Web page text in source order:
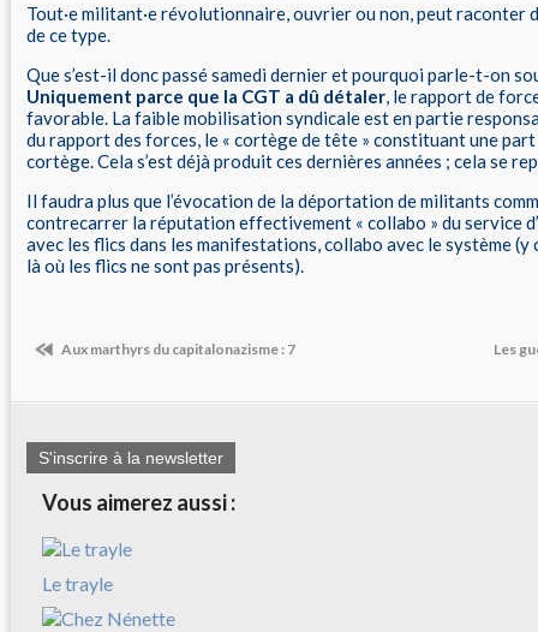
Tout·e militant·e révolutionnaire, ouvrier ou non, peut raconter
de ce type.
Que s’est-il donc passé samedi dernier et pourquoi parle-t-on
Uniquement parce que la CGT a dû détaler, le rapport de
favorable. La faible mobilisation syndicale est en partie
du rapport des forces, le « cortège de tête » constituant une
cortège. Cela s’est déjà produit ces dernières années ; cela se
Il faudra plus que l’évocation de la déportation de militants
contrecarrer la réputation effectivement « collabo » du service
avec les flics dans les manifestations, collabo avec le système (y
là où les flics ne sont pas présents).
Aux marthyrs du capitalonazisme : 7 Les
S'inscrire à la newsletter
Vous aimerez aussi :
Le trayle